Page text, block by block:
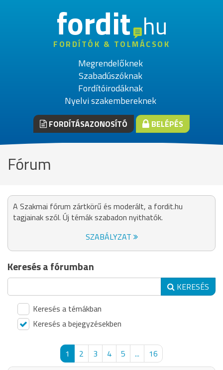
fordithu
FORDÍTÓK & TOLMÁCSOK
Megrendelőknek
Szabadúszóknak
Fordítóirodáknak
Nyelvi szakembereknek
FORDÍTÁSAZONOSÍTÓ BELÉPÉS
Fórum
A Szakmai fórum zártkörű és moderált, a fordit.hu
tagjainak szól. Új témák szabadon nyithatók.
SZABÁLYZAT
Keresés a fórumban
KERESÉS
Keresés a témákban
Keresés a bejegyzésekben
1 2 3 4 5 ...
16